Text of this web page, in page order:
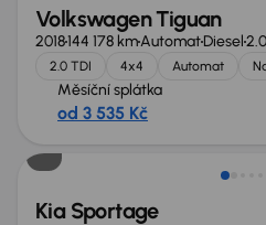
Volkswagen Tiguan
2018144 178 kmAutomatDiesel
2.0 TDI 4x4 Automat
Měsíční splátka
od 3 535 Kč
Nově v nabídce
Kia Sportage